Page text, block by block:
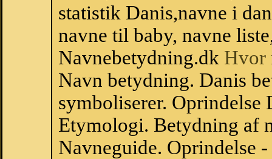
statistik Danis,navne i
navne til baby, navne
Navnebetydning.dk Hvor
Navn betydning. Danis
symboliserer. Oprindelse
Etymologi. Betydning af
Navneguide. Oprindelse